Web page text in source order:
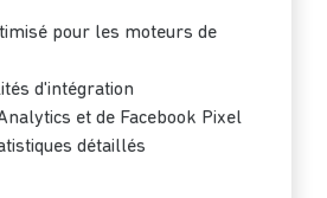
pour les moteurs de
d'intégration
et de Facebook Pixel
détaillés